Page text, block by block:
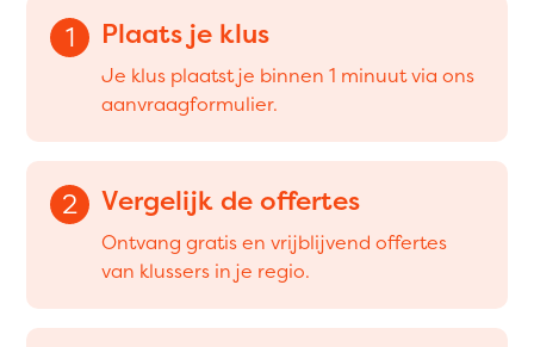
1 Plaats je klus
Je klus plaatst je binnen 1 minuut via ons
aanvraagformulier.
2 Vergelijk de offertes
Ontvang gratis en vrijblijvend offertes
van klussers in je regio.